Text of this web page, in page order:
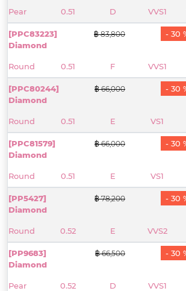
Pear 0.51 D VVS1
[PPC83223]
Diamond
Round 0.51 F VVS1
฿ 83,800 - 30
[PPC80244]
Diamond
Round 0.51 E VS1
฿ 66,000 - 30
[PPC81579]
Diamond
Round 0.51 E VS1
฿ 66,000 - 30
[PP5427]
Diamond
Round 0.52 E VVS2
฿ 78,200 - 30
[PP9683]
Diamond
Pear 0.52 D VVS1
฿ 66,500 - 30